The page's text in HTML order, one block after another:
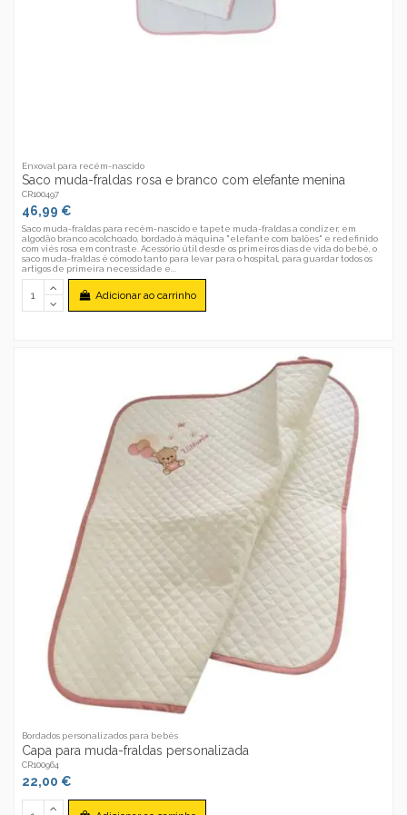
Enxoval para recém-nascido
Saco muda-fraldas rosa e branco com elefante menina
CR100497
46,99 €
Saco muda-fraldas para recém-nascido e tapete muda-fraldas a condizer, em
algodão branco acolchoado, bordado à máquina "elefante com balões" e redefinido
com viés rosa em contraste. Acessório útil desde os primeiros dias de vida do bebé, o
saco muda-fraldas é cómodo tanto para levar para o hospital, para guardar todos os
artigos de primeira necessidade e...
Adicionar ao carrinho
Bordados personalizados para bebés
Capa para muda-fraldas personalizada
CR100964
22,00 €